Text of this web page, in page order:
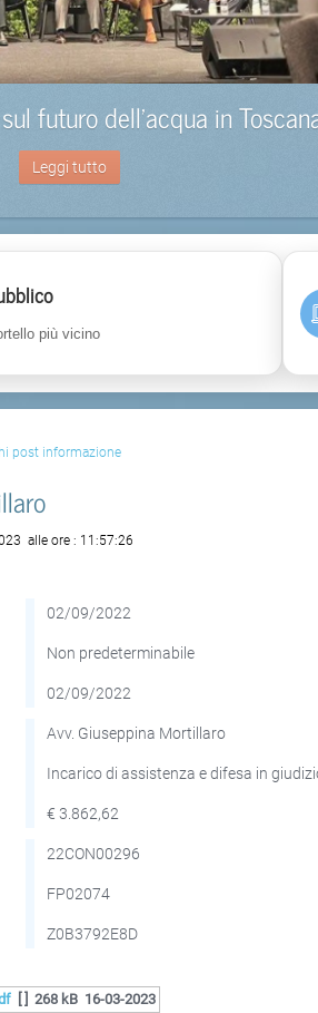
futuro dell’acqua in
Leggi tutto
più vicino
post informazione
alle ore : 11:57:26
02/09/2022
Non predeterminabile
02/09/2022
Avv. Giuseppina Mortillaro
Incarico di assistenza e difesa in
€ 3.862,62
22CON00296
FP02074
Z0B3792E8D
[ ] 268 kB 16-03-2023